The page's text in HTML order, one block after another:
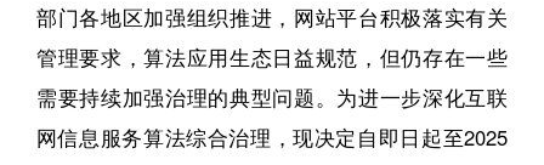
部门各地区加强组织推进，网站平台积极落实有关
管理要求，算法应用生态日益规范，但仍存在一些
需要持续加强治理的典型问题。为进一步深化互联
网信息服务算法综合治理，现决定自即日起至2025